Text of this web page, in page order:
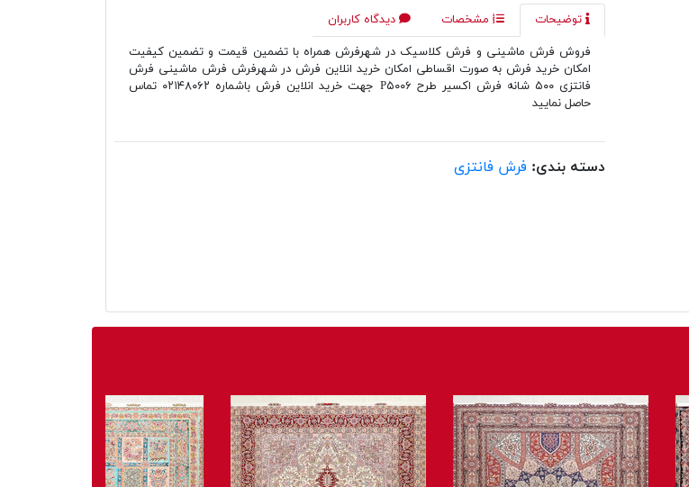
توضیحات مشخصات
دیدگاه کاربران
فروش فرش ماشینی و فرش کلاسیک در شهرفرش همراه با تضمین قیمت و تضمین کیفیت
امکان خرید فرش به صورت اقساطی امکان خرید انلاین فرش در شهرفرش فرش ماشینی فرش
فانتزی ۵۰۰ شانه فرش اکسیر طرح P۵۰۰۶ جهت خرید انلاین فرش باشماره ۰۲۱۴۸۰۶۲ تماس
حاصل نمایید
دسته بندی: فرش فانتزی